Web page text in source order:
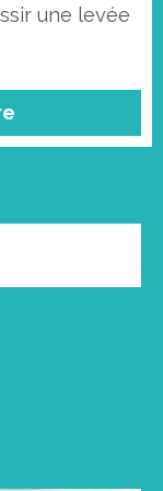
une levée